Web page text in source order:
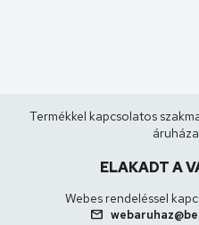
Termékkel kapcsolatos
ELAKADT A
Webes rendeléssel
mail